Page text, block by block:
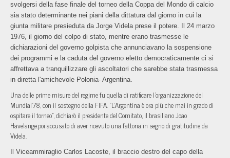
svolgersi della fase finale del torneo della Coppa del Mondo di calcio
sia stato determinante nei piani della dittatura dal giorno in cui la
giunta militare presieduta da Jorge Videla prese il potere. Il 24 marzo
1976, il giorno del colpo di stato, mentre erano trasmesse le
dichiarazioni del governo golpista che annunciavano la sospensione
dei programmi e la caduta del governo eletto democraticamente ci si
affrettava a tranquillizzare gli ascoltatori che sarebbe stata trasmessa
in diretta l'amichevole Polonia- Argentina.
Una delle prime misure del regime fu quella di ratificare l'organizzazione del
Mundial'78, con il sostegno della FIFA. "L'Argentina è ora più che mai in grado di
ospitare il torneo", dichiarò il presidente del Comitato, il brasiliano Joao
Havelange.poi accusato di aver ricevuto una fattoria in segno di gratitudine da
Videla.
Il Viceammiraglio Carlos Lacoste, il braccio destro del capo della